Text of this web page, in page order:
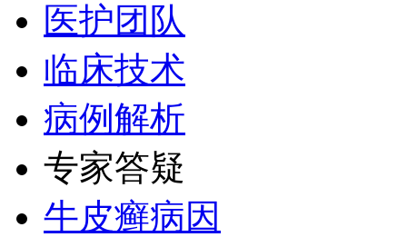
医护团队
临床技术
病例解析
专家答疑
牛皮癣病因